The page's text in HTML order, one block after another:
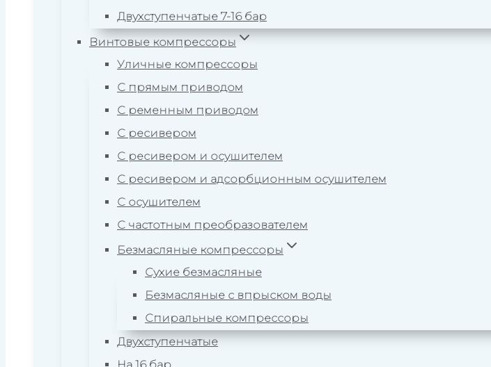
Двухступенчатые 7-16 бар
Винтовые компрессоры
Уличные компрессоры
С прямым приводом
С ременным приводом
С ресивером
С ресивером и осушителем
С ресивером и адсорбционным осушителем
С осушителем
С частотным преобразователем
Безмасляные компрессоры
Сухие безмасляные
Безмасляные с впрыском воды
Спиральные компрессоры
Двухступенчатые